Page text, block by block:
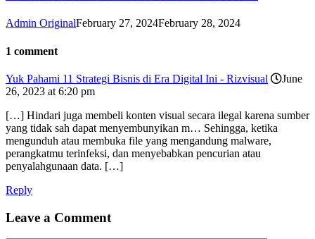
Admin OriginalFebruary 27, 2024February 28, 2024
1 comment
Yuk Pahami 11 Strategi Bisnis di Era Digital Ini - Rizvisual
June
26, 2023 at 6:20 pm
[…] Hindari juga membeli konten visual secara ilegal karena sumber
yang tidak sah dapat menyembunyikan m… Sehingga, ketika
mengunduh atau membuka file yang mengandung malware,
perangkatmu terinfeksi, dan menyebabkan pencurian atau
penyalahgunaan data. […]
Reply
Leave a Comment